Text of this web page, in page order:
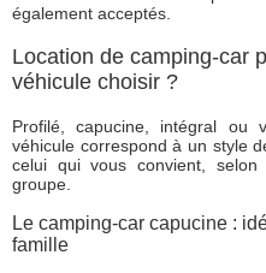
également acceptés.
Location de camping-car
véhicule choisir ?
Profilé, capucine, intégral ou
véhicule correspond à un style
celui qui vous convient,
groupe.
Le camping-car capucine :
famille